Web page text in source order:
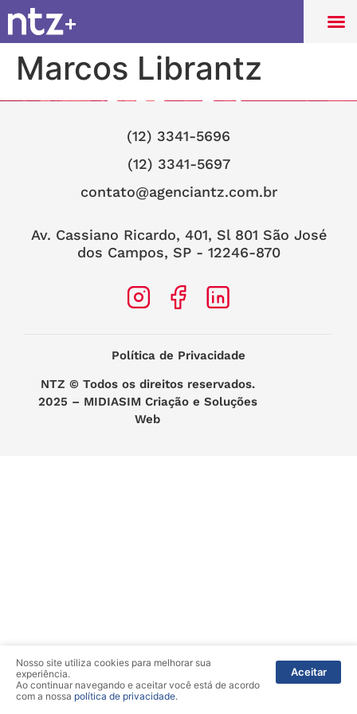
Marcos Librantz
(12) 3341-5696
(12) 3341-5697
contato@agenciantz.com.br
Av. Cassiano Ricardo, 401, Sl 801 São José
dos Campos, SP - 12246-870
Política de Privacidade
NTZ © Todos os direitos reservados.
2025 – MIDIASIM Criação e Soluções
Web
Nosso site utiliza cookies para melhorar sua
experiência.
Ao continuar navegando e aceitar você está de acordo
com a nossa política de privacidade.
Aceitar